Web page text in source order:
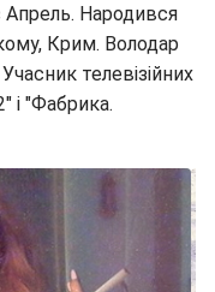
Народився
Крим. Володар
телевізійних
і "Фабрика.